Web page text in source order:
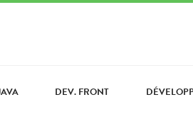
DEV. FRONT